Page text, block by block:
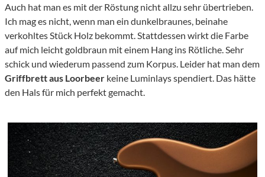
Auch hat man es mit der Röstung nicht allzu sehr übertrieben.
Ich mag es nicht, wenn man ein dunkelbraunes, beinahe
verkohltes Stück Holz bekommt. Stattdessen wirkt die Farbe
auf mich leicht goldbraun mit einem Hang ins Rötliche. Sehr
schick und wiederum passend zum Korpus. Leider hat man dem
Griffbrett aus Loorbeer keine Luminlays spendiert. Das hätte
den Hals für mich perfekt gemacht.